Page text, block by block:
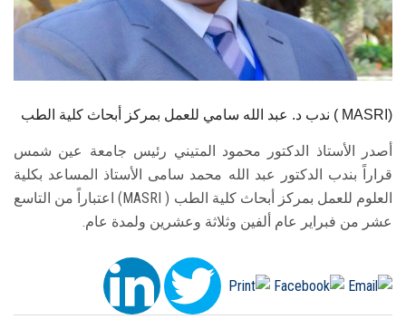
الموظفون
الزائـرون
ندب د. عبد الله سامي للعمل بمركز أبحاث كلية الطب ( MASRI)
أصدر الأستاذ الدكتور محمود المتيني رئيس جامعة عين شمس
قراراً بندب الدكتور عبد الله محمد سامى الأستاذ المساعد بكلية
العلوم للعمل بمركز أبحاث كلية الطب ( MASRI) اعتباراً من التاسع
عشر من فبراير عام ألفين وثلاثة وعشرين ولمدة عام.